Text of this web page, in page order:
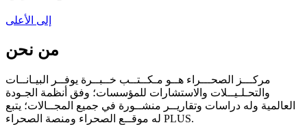
إلى الأعلى
من نحن
مركـــز الصحـــراء هــو مـكــتــب خــبــرة يوفــر البيـانــات
والتحـلـيــلات والاستشارات للمؤسسات؛ وفق أنظمة الجـودة
العالمية وله دراسات وتقاريــر منشــورة في جميع المجــالات؛ يتبع
له موقــع الصحراء ومنصة الصحراء PLUS.